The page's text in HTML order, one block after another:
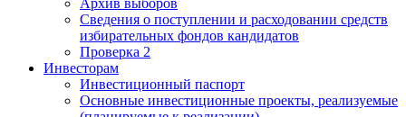
Архив выборов
Сведения о поступлении и расходовании средств
избирательных фондов кандидатов
Проверка 2
Инвесторам
Инвестиционный паспорт
Основные инвестиционные проекты, реализуемые